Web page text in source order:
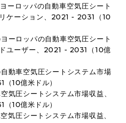
ーロッパの自動車空気圧シート
ケーション、2021 - 2031（10
ーロッパの自動車空気圧シート
ユーザー、2021 - 2031（10億
動車空気圧シートシステム市場
10億米ドル）
気圧シートシステム市場収益、
10億米ドル）
気圧シートシステム市場収益、